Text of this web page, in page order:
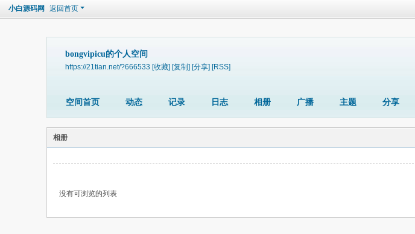
小白源码网 返回首页
bongvipicu的个人空间
https://21tian.net/?666533 [收藏] [复制] [分享] [RSS]
空间首页 动态 记录 日志 相册 广播 主题 分享
相册
没有可浏览的列表